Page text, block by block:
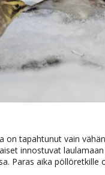
on tapahtunut vain
innostuvat
Paras aika pöllöretkille